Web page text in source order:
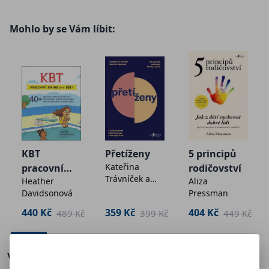
která vám zahájení meditační praxe velmi usnadní
Mohlo by se Vám líbit:
KBT
pracovní
kniha pro
děti
Heather
Davidsonová
440 Kč 489 Kč
Přetíženy
Kateřina
Trávníček a
359 Kč 399 Kč
5 principů
rodičovství
Aliza
Pressman
404 Kč 449 Kč
Více o knize